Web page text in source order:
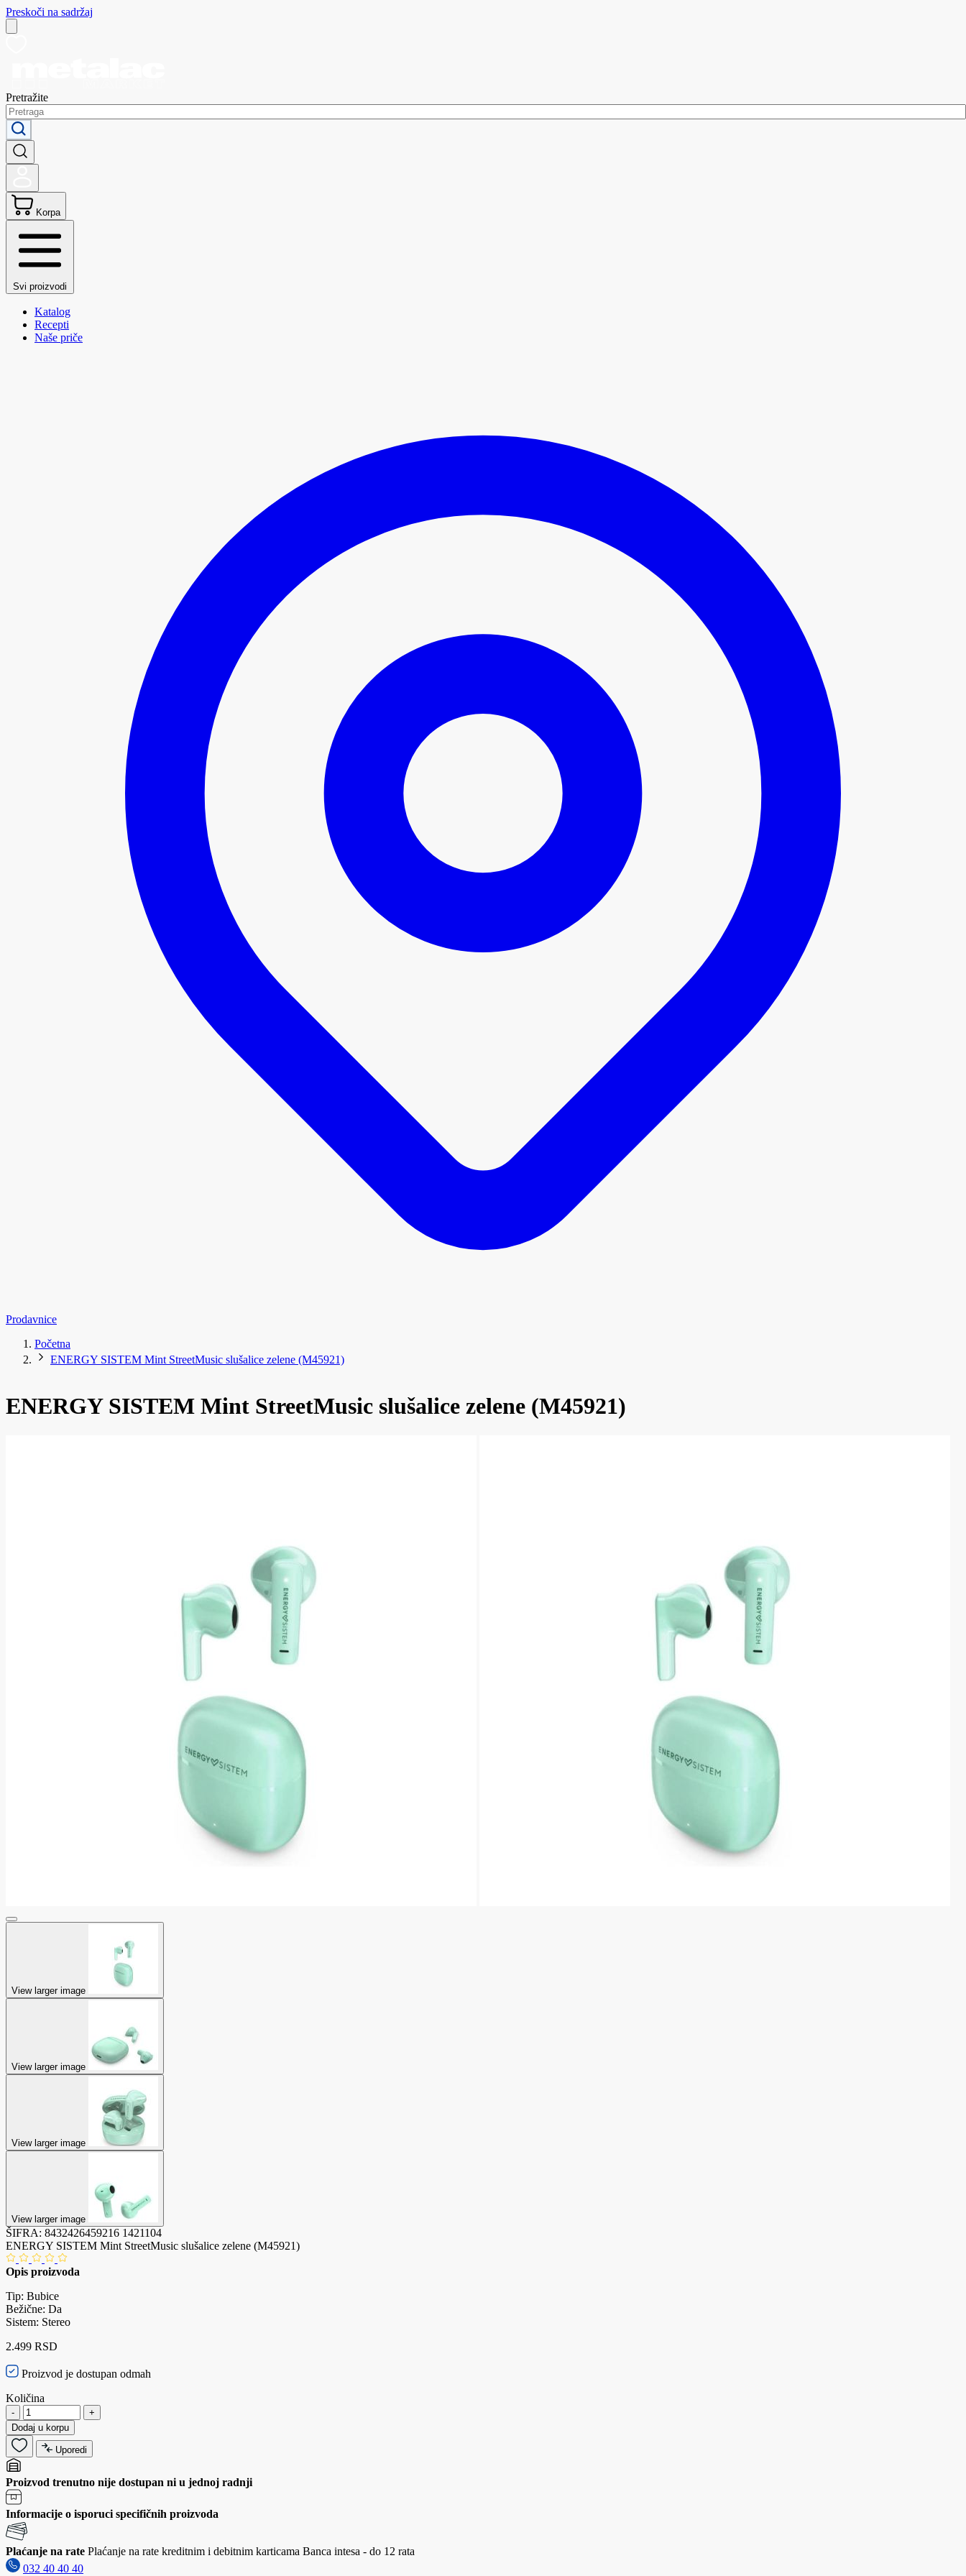
Preskoči na sadržaj
Pretražite
Korpa
Svi proizvodi
Katalog
Recepti
Naše priče
Prodavnice
Početna
ENERGY SISTEM Mint StreetMusic slušalice zelene (M45921)
ENERGY SISTEM Mint StreetMusic slušalice zelene (M45921)
View larger image
View larger image
View larger image
View larger image
ŠIFRA: 8432426459216 1421104
ENERGY SISTEM Mint StreetMusic slušalice zelene (M45921)
Opis proizvoda
Tip: Bubice
Bežične: Da
Sistem: Stereo
2.499 RSD
Proizvod je dostupan odmah
Količina
-
+
Dodaj u korpu
Uporedi
Proizvod trenutno nije dostupan ni u jednoj radnji
Informacije o isporuci specifičnih proizvoda
Plaćanje na rate Plaćanje na rate kreditnim i debitnim karticama Banca intesa - do 12 rata
032 40 40 40